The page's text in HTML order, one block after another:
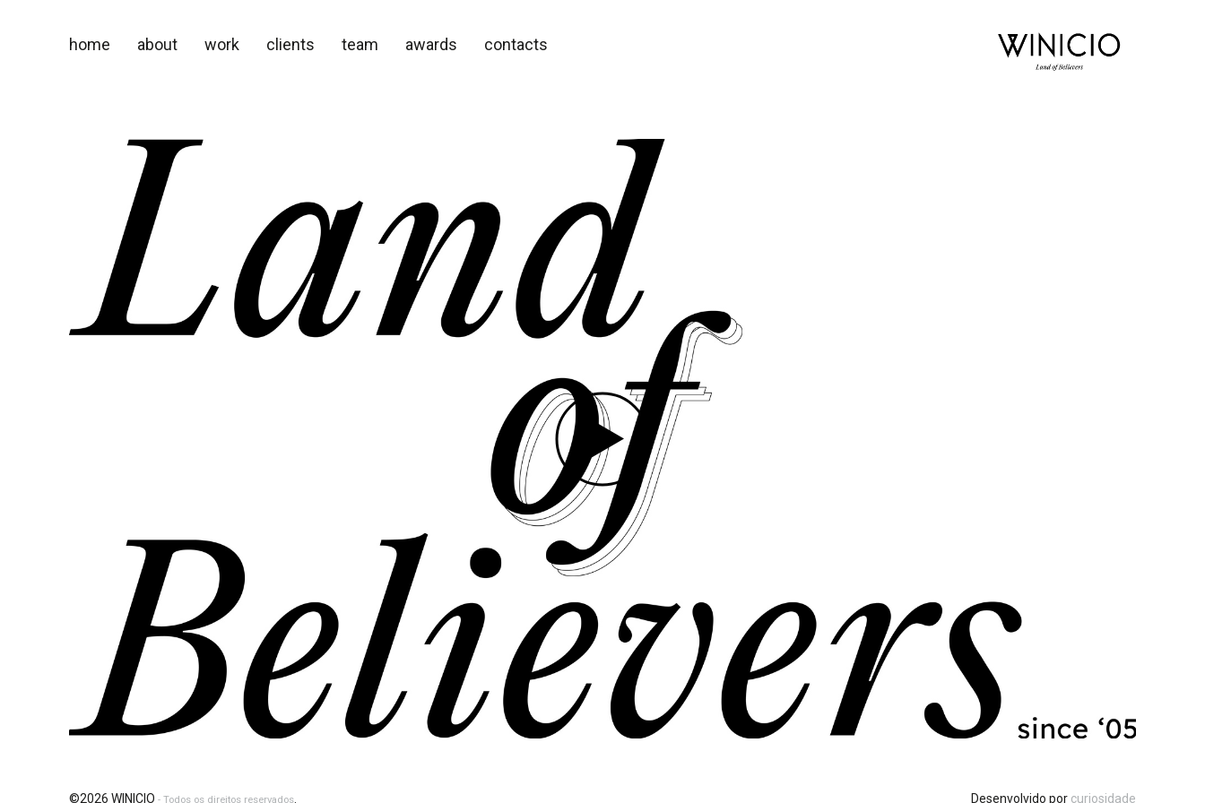
home about work clients team awards contacts
©2026 WINICIO - Todos os direitos reservados. Desenvolvido por curiosidade